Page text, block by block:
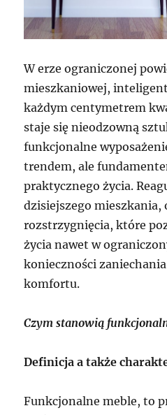
W erze ograniczonej
mieszkaniowej,
każdym centymetrem
staje się nieodzowną
funkcjonalne
trendem, ale
praktycznego życia.
dzisiejszego mieszkania,
rozstrzygnięcia, które
życia nawet w
konieczności
komfortu.
Czym stanowią
Definicja a także
Funkcjonalne meble, to